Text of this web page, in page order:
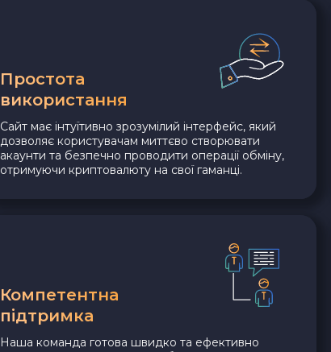
Простота
використання
Сайт має інтуїтивно зрозумілий інтерфейс, який
дозволяє користувачам миттєво створювати
акаунти та безпечно проводити операції обміну,
отримуючи криптовалюту на свої гаманці.
Компетентна
підтримка
Наша команда готова швидко та ефективно